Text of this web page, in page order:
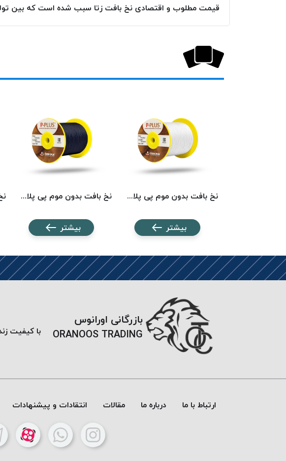
قیمت مطلوب و اقتصادی نخ بافت زتا سبب شده است که بین
نخ بافت بدون موم پی پلاس کد 201 PPLUS
بیشتر
نخ بافت بدون موم پی پلاس کد 511 PPLUS
بیشتر
بازرگانی اورانوس
ORANOOS TRADING
با کیفیت
ارتباط با ما درباره ما مقالات انتقادات و پیشنهادات